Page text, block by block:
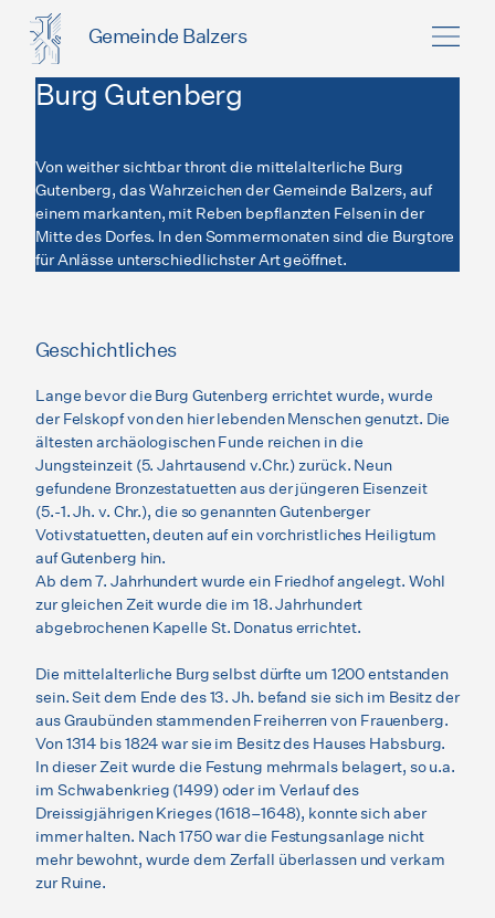
Gemeinde Balzers
Burg Gutenberg
Von weither sichtbar thront die mittelalterliche Burg
Gutenberg, das Wahrzeichen der Gemeinde Balzers, auf
einem markanten, mit Reben bepflanzten Felsen in der
Mitte des Dorfes. In den Sommermonaten sind die Burgtore
für Anlässe unterschiedlichster Art geöffnet.
Geschichtliches
Lange bevor die Burg Gutenberg errichtet wurde, wurde
der Felskopf von den hier lebenden Menschen genutzt. Die
ältesten archäologischen Funde reichen in die
Jungsteinzeit (5. Jahrtausend v.Chr.) zurück. Neun
gefundene Bronzestatuetten aus der jüngeren Eisenzeit
(5.-1. Jh. v. Chr.), die so genannten Gutenberger
Votivstatuetten, deuten auf ein vorchristliches Heiligtum
auf Gutenberg hin.
Ab dem 7. Jahrhundert wurde ein Friedhof angelegt. Wohl
zur gleichen Zeit wurde die im 18. Jahrhundert
abgebrochenen Kapelle St. Donatus errichtet.
Die mittelalterliche Burg selbst dürfte um 1200 entstanden
sein. Seit dem Ende des 13. Jh. befand sie sich im Besitz der
aus Graubünden stammenden Freiherren von Frauenberg.
Von 1314 bis 1824 war sie im Besitz des Hauses Habsburg.
In dieser Zeit wurde die Festung mehrmals belagert, so u.a.
im Schwabenkrieg (1499) oder im Verlauf des
Dreissigjährigen Krieges (1618–1648), konnte sich aber
immer halten. Nach 1750 war die Festungsanlage nicht
mehr bewohnt, wurde dem Zerfall überlassen und verkam
zur Ruine.